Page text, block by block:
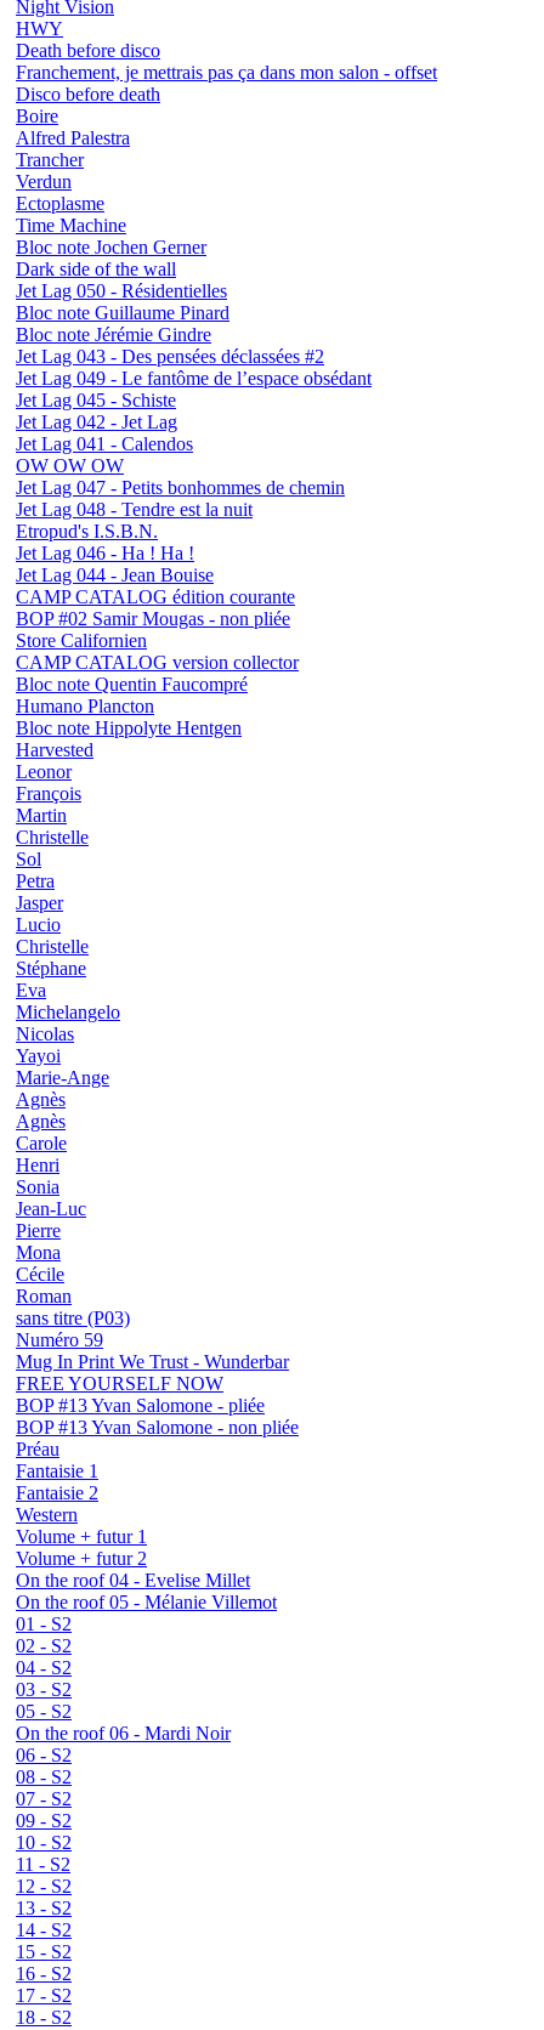
Night Vision
HWY
Death before disco
Franchement, je mettrais pas ça dans mon salon - offset
Disco before death
Boire
Alfred Palestra
Trancher
Verdun
Ectoplasme
Time Machine
Bloc note Jochen Gerner
Dark side of the wall
Jet Lag 050 - Résidentielles
Bloc note Guillaume Pinard
Bloc note Jérémie Gindre
Jet Lag 043 - Des pensées déclassées #2
Jet Lag 049 - Le fantôme de l’espace obsédant
Jet Lag 045 - Schiste
Jet Lag 042 - Jet Lag
Jet Lag 041 - Calendos
OW OW OW
Jet Lag 047 - Petits bonhommes de chemin
Jet Lag 048 - Tendre est la nuit
Etropud's I.S.B.N.
Jet Lag 046 - Ha ! Ha !
Jet Lag 044 - Jean Bouise
CAMP CATALOG édition courante
BOP #02 Samir Mougas - non pliée
Store Californien
CAMP CATALOG version collector
Bloc note Quentin Faucompré
Humano Plancton
Bloc note Hippolyte Hentgen
Harvested
Leonor
François
Martin
Christelle
Sol
Petra
Jasper
Lucio
Christelle
Stéphane
Eva
Michelangelo
Nicolas
Yayoi
Marie-Ange
Agnès
Agnès
Carole
Henri
Sonia
Jean-Luc
Pierre
Mona
Cécile
Roman
sans titre (P03)
Numéro 59
Mug In Print We Trust - Wunderbar
FREE YOURSELF NOW
BOP #13 Yvan Salomone - pliée
BOP #13 Yvan Salomone - non pliée
Préau
Fantaisie 1
Fantaisie 2
Western
Volume + futur 1
Volume + futur 2
On the roof 04 - Evelise Millet
On the roof 05 - Mélanie Villemot
01 - S2
02 - S2
04 - S2
03 - S2
05 - S2
On the roof 06 - Mardi Noir
06 - S2
08 - S2
07 - S2
09 - S2
10 - S2
11 - S2
12 - S2
13 - S2
14 - S2
15 - S2
16 - S2
17 - S2
18 - S2